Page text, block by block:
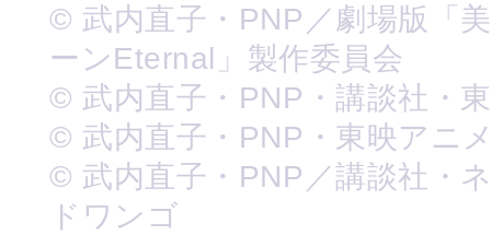
© 武内直子・PNP／劇場版「
ーンEternal」製作委員会
© 武内直子・PNP・講談社・
© 武内直子・PNP・東映アニ
© 武内直子・PNP／講談社・
ドワンゴ